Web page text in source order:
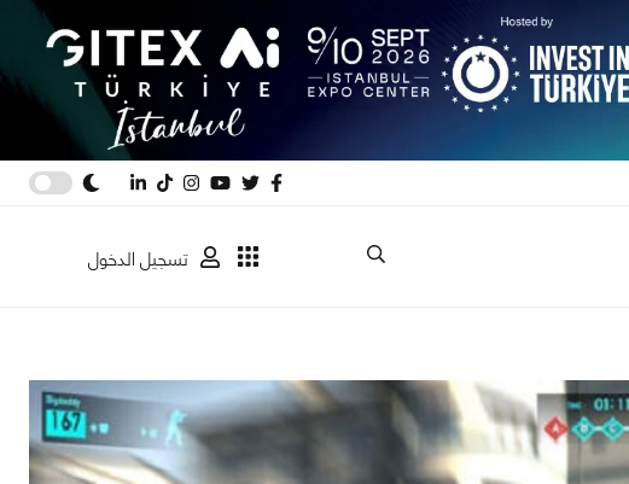
تسجيل الدخول